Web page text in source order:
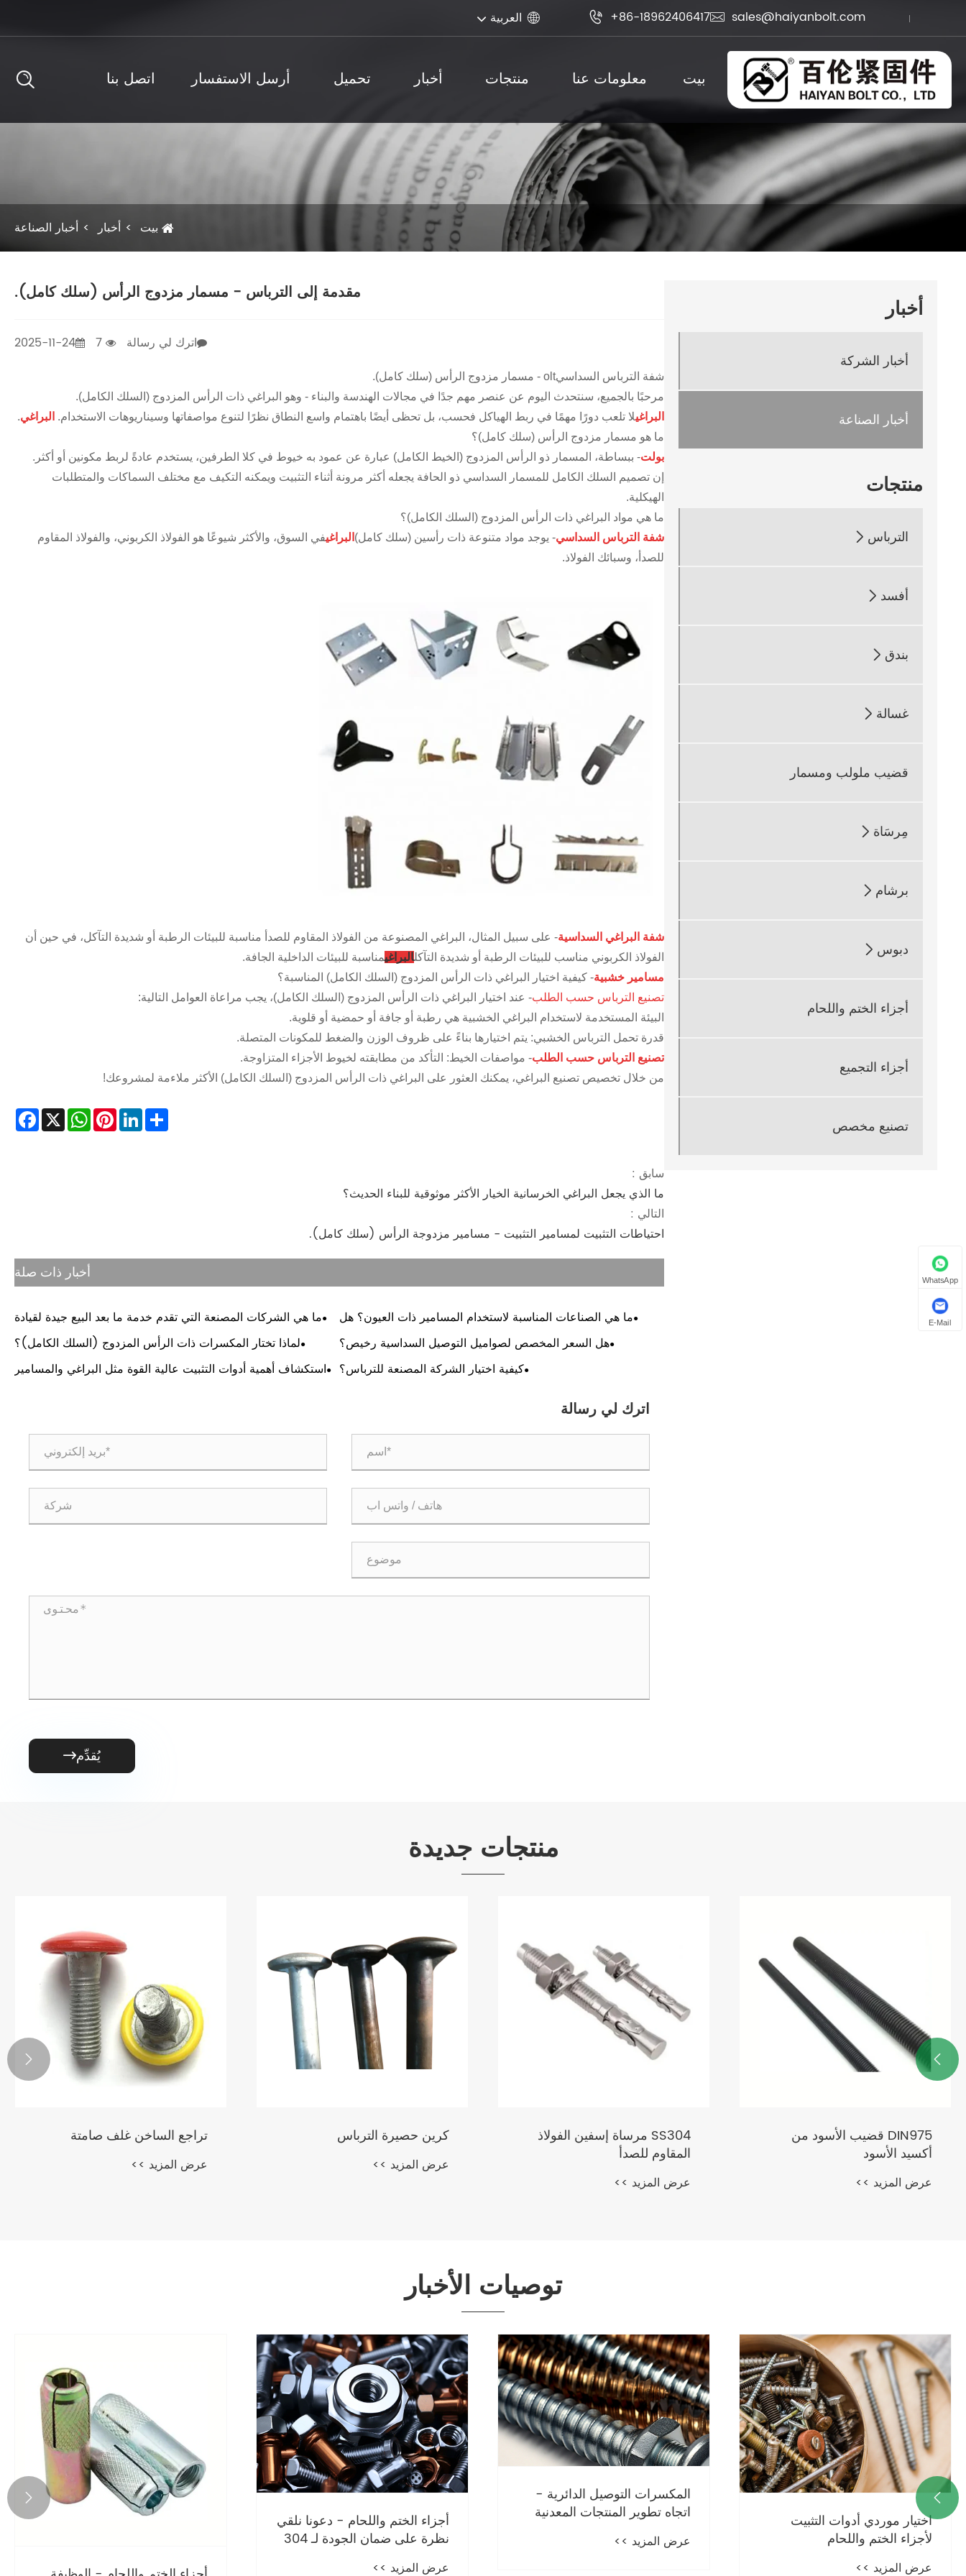
 sales@haiyanbolt.com
 +86-18962406417
 العربية
بيت معلومات عنا منتجات أخبار تحميل أرسل الاستفسار اتصل بنا
بيت أخبار أخبار الصناعة
أخبار
أخبار الشركة
أخبار الصناعة
منتجات
الترباس 
أفسد 
بندق 
غسالة 
قضيب ملولب ومسمار
مِرسَاة 
برشام 
دبوس 
أجزاء الختم واللحام
أجزاء التجميع
تصنيع مخصص
مقدمة إلى الترباس - مسمار مزدوج الرأس (سلك كامل).
2025-11-24 اترك لي رسالة
شفة الترباس السداسيolt - مسمار مزدوج الرأس (سلك كامل).
مرحبًا بالجميع، سنتحدث اليوم عن عنصر مهم جدًا في مجالات الهندسة والبناء - وهو البراغي ذات الرأس المزدوج (السلك الكامل).
البراغيلا تلعب دورًا مهمًا في ربط الهياكل فحسب، بل تحظى أيضًا باهتمام واسع النطاق نظرًا لتنوع مواصفاتها وسيناريوهات الاستخدام. البراغي.
ما هو مسمار مزدوج الرأس (سلك كامل)؟
بولت- ببساطة، المسمار ذو الرأس المزدوج (الخيط الكامل) عبارة عن عمود به خيوط في كلا الطرفين، يستخدم عادةً لربط مكونين أو أكثر.
إن تصميم السلك الكامل للمسمار السداسي ذو الحافة يجعله أكثر مرونة أثناء التثبيت ويمكنه التكيف مع مختلف السماكات والمتطلبات
الهيكلية.
ما هي مواد البراغي ذات الرأس المزدوج (السلك الكامل)؟
شفة الترباس السداسي- يوجد مواد متنوعة ذات رأسين (سلك كامل) البراغيفي السوق، والأكثر شيوعًا هو الفولاذ الكربوني، والفولاذ المقاوم
للصدأ، وسبائك الفولاذ.
شفة البراغي السداسية- على سبيل المثال، البراغي المصنوعة من الفولاذ المقاوم للصدأ مناسبة للبيئات الرطبة أو شديدة التآكل، في حين أن
الفولاذ الكربوني مناسب للبيئات الرطبة أو شديدة التآكلالبراغيمناسبة للبيئات الداخلية الجافة.
مسامير خشبية- كيفية اختيار البراغي ذات الرأس المزدوج (السلك الكامل) المناسبة؟
تصنيع الترباس حسب الطلب- عند اختيار البراغي ذات الرأس المزدوج (السلك الكامل)، يجب مراعاة العوامل التالية:
البيئة المستخدمة لاستخدام البراغي الخشبية هي رطبة أو جافة أو حمضية أو قلوية.
قدرة تحمل الترباس الخشبي: يتم اختيارها بناءً على ظروف الوزن والضغط للمكونات المتصلة.
تصنيع الترباس حسب الطلب- مواصفات الخيط: التأكد من مطابقته لخيوط الأجزاء المتزاوجة.
من خلال تخصيص تصنيع البراغي، يمكنك العثور على البراغي ذات الرأس المزدوج (السلك الكامل) الأكثر ملاءمة لمشروعك!
X
WhatsAppPinterestLinkedInShare
سابق :
ما الذي يجعل البراغي الخرسانية الخيار الأكثر موثوقية للبناء الحديث؟
التالي :
احتياطات التثبيت لمسامير التثبيت - مسامير مزدوجة الرأس (سلك كامل).
أخبار ذات صلة
ما هي الشركات المصنعة التي تقدم خدمة ما بعد البيع جيدة لقيادة
المسامير؟
ما هي الصناعات المناسبة لاستخدام المسامير ذات العيون؟ هل
تدعم مسامير التثبيت التخصيص؟
لماذا تختار المكسرات ذات الرأس المزدوج (السلك الكامل)؟
هل السعر المخصص لصواميل التوصيل السداسية رخيص؟
استكشاف أهمية أدوات التثبيت عالية القوة مثل البراغي والمسامير
كيفية اختيار الشركة المصنعة للترباس؟
اترك لي رسالة
يُقدِّم
منتجات جديدة
DIN975 قضيب الأسود من
أكسيد الأسود
عرض المزيد >>
SS304 مرساة إسفين الفولاذ
المقاوم للصدأ
عرض المزيد >>
كرين حصيرة الترباس
عرض المزيد >>
تراجع الساخن غلف صامتة
عرض المزيد >>


توصيات الأخبار
اختيار موردي أدوات التثبيت
لأجزاء الختم واللحام
عرض المزيد >>
المكسرات التوصيل الدائرية -
اتجاه تطوير المنتجات المعدنية
عرض المزيد >>
أجزاء الختم واللحام - دعونا نلقي
نظرة على ضمان الجودة لـ 304
مثبتات من الفولاذ المقاوم للصدأ
عرض المزيد >>


WhatsApp
E-Mail